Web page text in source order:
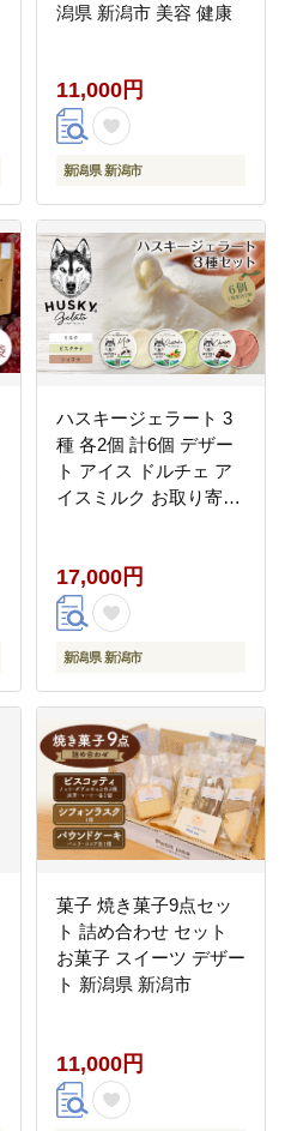
潟県 新潟市 美容 健康
11,000円
新潟県 新潟市
ハスキージェラート 3
種 各2個 計6個 デザー
ト アイス ドルチェ ア
イスミルク お取り寄せ
メ ロストアンドファウ
ンド 新潟県 新潟市
17,000円
新潟県 新潟市
菓子 焼き菓子9点セッ
ト 詰め合わせ セット
お菓子 スイーツ デザー
ト 新潟県 新潟市
11,000円